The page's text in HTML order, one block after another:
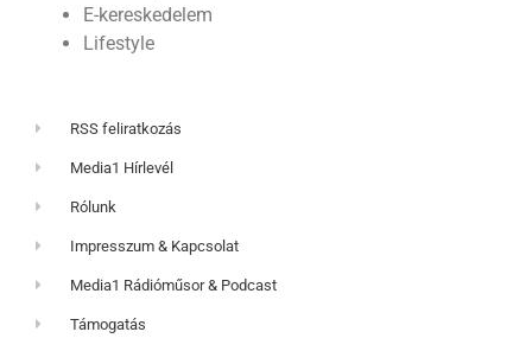
E-kereskedelem
Lifestyle
RSS feliratkozás
Media1 Hírlevél
Rólunk
Impresszum & Kapcsolat
Media1 Rádióműsor & Podcast
Támogatás